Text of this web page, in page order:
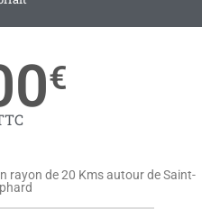
€
rayon de 20 Kms autour de Saint-